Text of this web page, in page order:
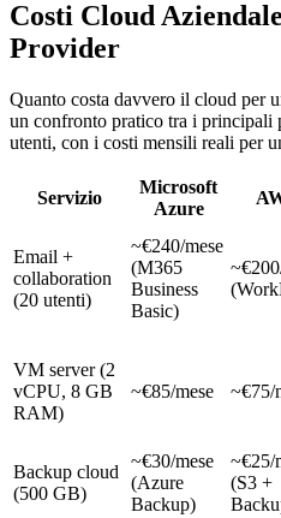
Costi Cloud
Provider
Quanto costa davvero il cloud per
un confronto pratico tra i principali
utenti, con i costi mensili reali per
Servizio
Microsoft
Azure
Email +
collaboration
(20 utenti)
~€240/mese
(M365
Business
Basic)
VM server (2
vCPU, 8 GB
RAM)
~€85/mese ~€75/
Backup cloud
(500 GB)
~€30/mese
(Azure
Backup)
~€25/
(S3 +